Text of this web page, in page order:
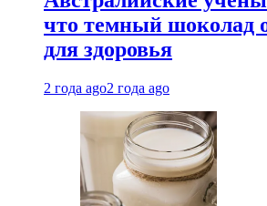
что темный шоколад
для здоровья
2 года ago2 года ago